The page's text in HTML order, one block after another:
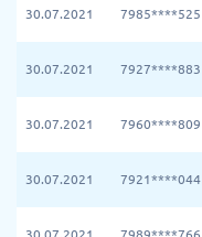
30.07.2021 7985****525
30.07.2021 7927****883
30.07.2021 7960****809
30.07.2021 7921****044